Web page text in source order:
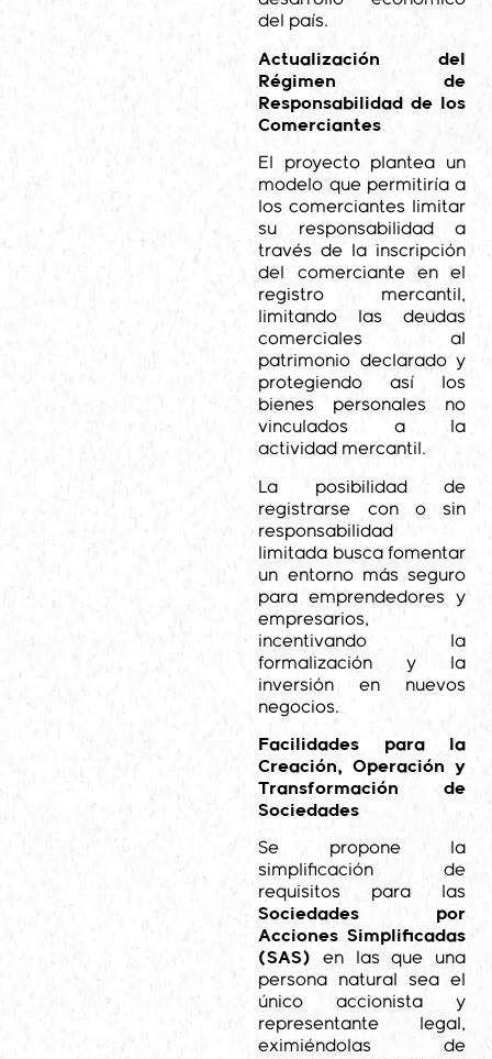
del país.
Actualización del
Régimen de
Responsabilidad de los
Comerciantes
El proyecto plantea un
modelo que permitiría a
los comerciantes limitar
su responsabilidad a
través de la inscripción
del comerciante en el
registro mercantil,
limitando las deudas
comerciales al
patrimonio declarado y
protegiendo así los
bienes personales no
vinculados a la
actividad mercantil.
La posibilidad de
registrarse con o sin
responsabilidad
limitada busca fomentar
un entorno más seguro
para emprendedores y
empresarios,
incentivando la
formalización y la
inversión en nuevos
negocios.
Facilidades para la
Creación, Operación y
Transformación de
Sociedades
Se propone la
simplificación de
requisitos para las
Sociedades por
Acciones Simplificadas
(SAS) en las que una
persona natural sea el
único accionista y
representante legal,
eximiéndolas de